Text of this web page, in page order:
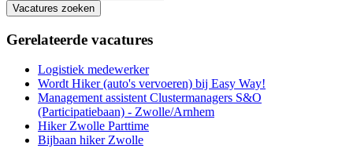
Vacatures zoeken
Gerelateerde vacatures
Logistiek medewerker
Wordt Hiker (auto's vervoeren) bij Easy Way!
Management assistent Clustermanagers S&O
(Participatiebaan) - Zwolle/Arnhem
Hiker Zwolle Parttime
Bijbaan hiker Zwolle